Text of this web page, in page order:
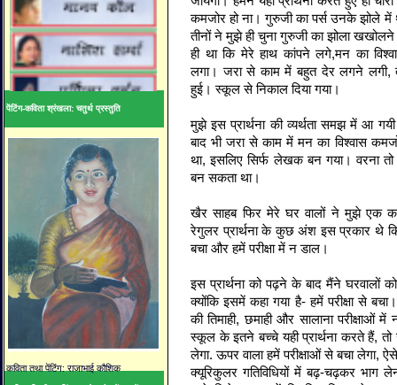
पेंटिंग-कविता श्रंखला: चतुर्थ प्रस्तुति
कविता तथा पेंटिंग: राजाभाई कौशिक
कमजोर हो ना। गुरुजी का पर्स उनके झोले में
तीनों ने मुझे ही चुना गुरुजी का झोला खखोलने
ही था कि मेरे हाथ कांपने लगे,मन का
लगा। जरा से काम में बहुत देर लगने
हुई। स्कूल से निकाल दिया गया।
मुझे इस प्रार्थना की व्यर्थता समझ में आ
बाद भी जरा से काम में मन का विश्वास
था, इसलिए सिर्फ लेखक बन गया। वरना
बन सकता था।
खैर साहब फिर मेरे घर वालों ने मुझे एक
रेगुलर प्रार्थना के कुछ अंश इस प्रकार थे
बचा और हमें परीक्षा में न डाल।
इस प्रार्थना को पढ़ने के बाद मैंने घरवालों को
क्योंकि इसमें कहा गया है- हमें परीक्षा से
की तिमाही, छमाही और सालाना परीक्षाओं में
स्कूल के इतने बच्चे यही प्रार्थना करते हैं, तो
लेगा. ऊपर वाला हमें परीक्षाओं से बचा लेगा,
क्यूरिकुलर गतिविधियों में बढ़-चढ़कर